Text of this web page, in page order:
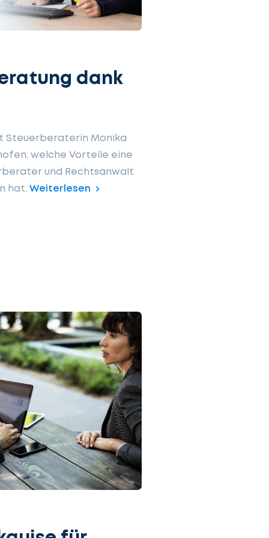
dank
Steuerberaterin Monika
welche Vorteile eine
und Rechtsanwalt
hat. Weiterlesen